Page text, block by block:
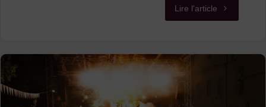
Lire l'article"KOLOSSAL
3ème